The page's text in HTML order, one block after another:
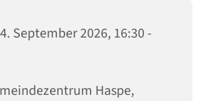
September 2026, 16:30 -
Haspe,